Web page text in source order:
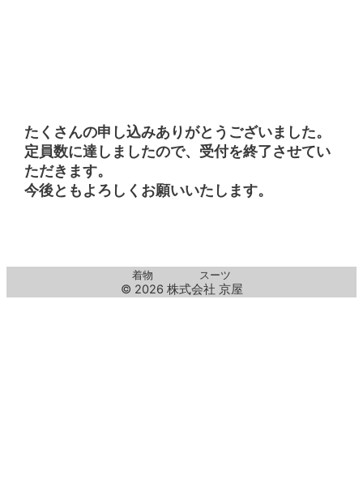
たくさんの申し込みありがとうございました。
定員数に達しましたので、受付を終了させてい
ただきます。
今後ともよろしくお願いいたします。
着物 スーツ
© 2026 株式会社 京屋